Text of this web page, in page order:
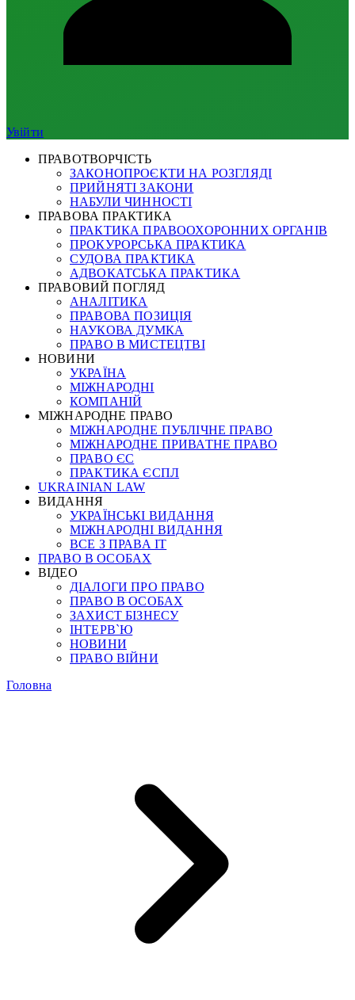
Увійти
ПРАВОТВОРЧІСТЬ
ЗАКОНОПРОЄКТИ НА РОЗГЛЯДІ
ПРИЙНЯТІ ЗАКОНИ
НАБУЛИ ЧИННОСТІ
ПРАВОВА ПРАКТИКА
ПРАКТИКА ПРАВООХОРОННИХ ОРГАНІВ
ПРОКУРОРСЬКА ПРАКТИКА
СУДОВА ПРАКТИКА
АДВОКАТСЬКА ПРАКТИКА
ПРАВОВИЙ ПОГЛЯД
АНАЛІТИКА
ПРАВОВА ПОЗИЦІЯ
НАУКОВА ДУМКА
ПРАВО В МИСТЕЦТВІ
НОВИНИ
УКРАЇНА
МІЖНАРОДНІ
КОМПАНІЙ
МІЖНАРОДНЕ ПРАВО
МІЖНАРОДНЕ ПУБЛІЧНЕ ПРАВО
МІЖНАРОДНЕ ПРИВАТНЕ ПРАВО
ПРАВО ЄС
ПРАКТИКА ЄСПЛ
UKRAINIAN LAW
ВИДАННЯ
УКРАЇНСЬКІ ВИДАННЯ
МІЖНАРОДНІ ВИДАННЯ
ВСЕ З ПРАВА ІТ
ПРАВО В ОСОБАХ
ВІДЕО
ДІАЛОГИ ПРО ПРАВО
ПРАВО В ОСОБАХ
ЗАХИСТ БІЗНЕСУ
ІНТЕРВ`Ю
НОВИНИ
ПРАВО ВІЙНИ
Головна